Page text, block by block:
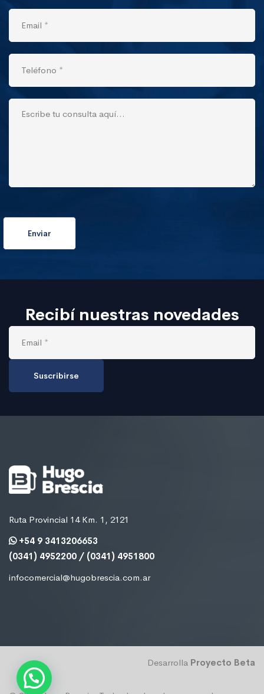
Recibí nuestras novedades
Ruta Provincial 14 Km. 1, 2121
+54 9 3413206653
(0341) 4952200 / (0341) 4951800
infocomercial@hugobrescia.com.ar
Desarrolla Proyecto Beta